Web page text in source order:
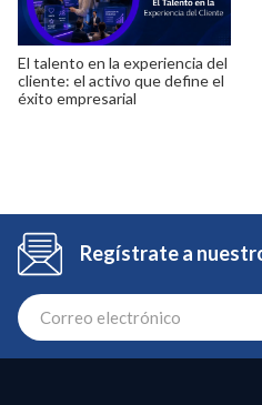
El talento en la experiencia del
cliente: el activo que define el
éxito empresarial
Regístrate a